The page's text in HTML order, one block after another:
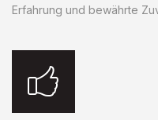
Erfahrung und bewährte